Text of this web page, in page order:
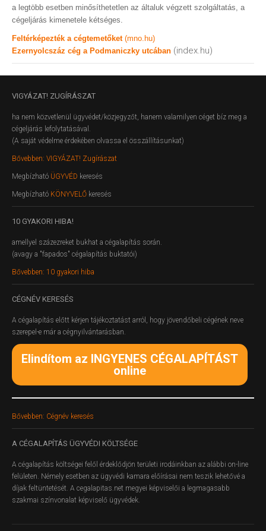
a legtöbb esetben minősíthetetlen az általuk végzett szolgáltatás, a
cégeljárás kimenetele kétséges.
Feltérképezték a cégtemetőket (mno.hu)
Ezernyolcszáz cég a Podmaniczky utcában (index.hu)
VIGYÁZAT! ZUGÍRÁSZAT
ha nem közvetlenül ügyvédet/közjegyzőt, hanem valamilyen céget bíz meg a
cégeljárás lefolytatásával.
(A saját védelme érdekében olvassa el összállításunkat)
Bővebben: VIGYÁZAT! Zugírászat
Megbízható ÜGYVÉD keresés
Megbízható KÖNYVELŐ keresés
10 GYAKORI HIBA!
amellyel százezreket bukhat a cégalapítás során.
(avagy a "fapados" cégalapítás buktatói)
Bővebben: 10 gyakori hiba
CÉGNÉV KERESÉS
A cégalapítás előtt kérjen tájékoztatást arról, hogy jövendőbeli cégének neve
szerepel-e már a cégnyilvántarásban.
Elindítom az INGYENES CÉGALAPÍTÁST
online
Bővebben: Cégnév keresés
A CÉGALAPÍTÁS ÜGYVÉDI KÖLTSÉGE
A cégalapítás költségei felől érdeklődjön területi irodáinkban az alábbi on-line
felületen. Némely esetben az ügyvédi kamara előírásai nem teszik lehetővé a
díjak feltüntetését. A cegalapitas.net megyei képviselői a legmagasabb
szakmai színvonalat képviselő ügyvédek.